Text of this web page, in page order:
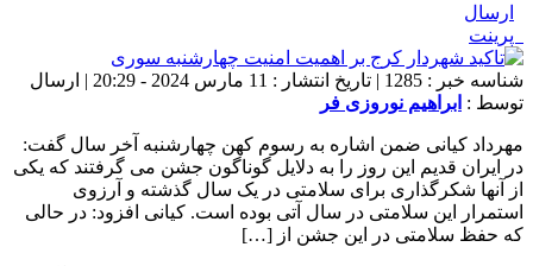
ارسال
پرینت
شناسه خبر : 1285 | تاریخ انتشار : 11 مارس 2024 - 20:29 | ارسال
توسط : ابراهیم نوروزی فر
مهرداد کیانی ضمن اشاره به رسوم کهن چهارشنبه آخر سال گفت:
در ایران قدیم این روز را به دلایل گوناگون جشن می گرفتند که یکی
از آنها شکرگذاری برای سلامتی در یک سال گذشته و آرزوی
استمرار این سلامتی در سال آتی بوده است. کیانی افزود: در حالی
که حفظ سلامتی در این جشن از […]